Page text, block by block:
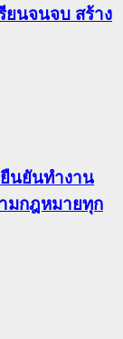
ยนจนจบ สร้าง
นยันทำงาน
มกฎหมายทุก